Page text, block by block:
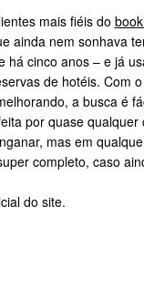
mais fiéis do
ainda nem sonhava
há cinco anos – e já
de hotéis. Com
a busca é
por quase qualquer
mas em
completo, caso
do site.